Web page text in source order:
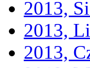
2013,
2013,
2013,